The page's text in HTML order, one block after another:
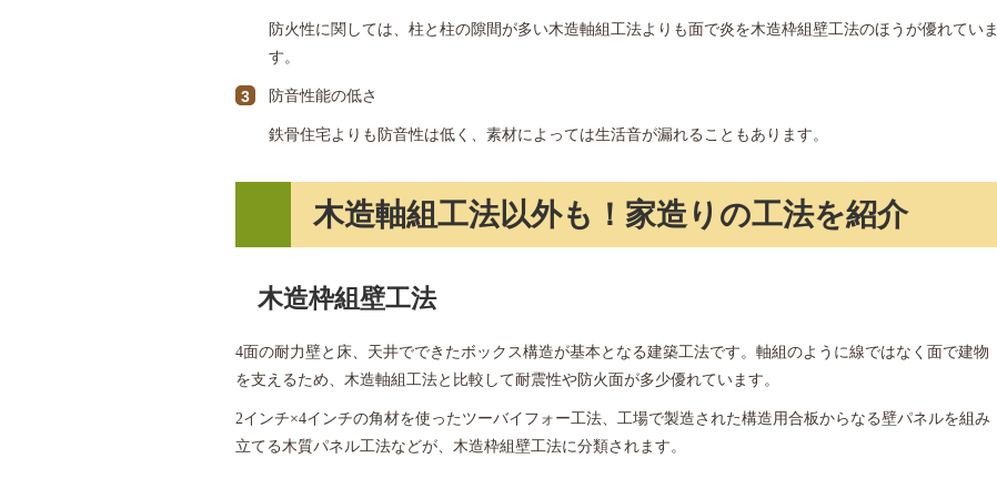
防火性に関しては、柱と柱の隙間が多い木造軸組工法よりも面で炎を木造枠組壁工法のほうが優れていま
す。
防音性能の低さ
鉄骨住宅よりも防音性は低く、素材によっては生活音が漏れることもあります。
木造軸組工法以外も！家造りの工法を紹介
木造枠組壁工法
4面の耐力壁と床、天井でできたボックス構造が基本となる建築工法です。軸組のように線ではなく面で建物
を支えるため、木造軸組工法と比較して耐震性や防火面が多少優れています。
2インチ×4インチの角材を使ったツーバイフォー工法、工場で製造された構造用合板からなる壁パネルを組み
立てる木質パネル工法などが、木造枠組壁工法に分類されます。